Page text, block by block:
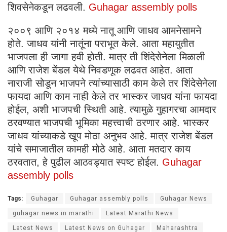
शिवसेनेकडून लढवली. Guhagar assembly polls
२००९ आणि २०१४ मध्ये नातू आणि जाधव आमनेसामने
होते. जाधव यांनी नातूंना पराभूत केले. आता महायुतीत
भाजपला ही जागा हवी होती. मात्र ती शिंदेसेनेला मिळाली
आणि राजेश बेंडल येथे निवडणूक लढवत आहेत. आता
नाराजी सोडून भाजपने त्यांच्यासाठी काम केले तर शिंदेसेनेला
फायदा आणि काम नाही केले तर भास्कर जाधव यांना फायदा
होईल, अशी भाजपची स्थिती आहे. त्यामुळे गुहागरचा आमदार
ठरवण्यात भाजपची भूमिका महत्त्वाची ठरणार आहे. भास्कर
जाधव यांच्याकडे खूप मोठा अनुभव आहे. मात्र राजेश बेंडल
यांचे समाजातील कामही मोठे आहे. आता मतदार काय
ठरवतात, हे पुढील आठवड्यात स्पष्ट होईल. Guhagar
assembly polls
Tags: Guhagar Guhagar assembly polls Guhagar News
guhagar news in marathi Latest Marathi News
Latest News Latest News on Guhagar Maharashtra